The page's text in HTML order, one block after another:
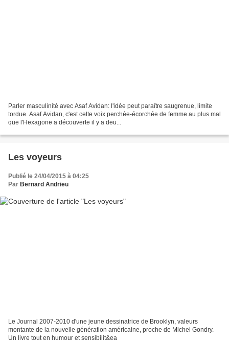
Parler masculinité avec Asaf Avidan: l'idée peut paraître saugrenue, limite
tordue. Asaf Avidan, c'est cette voix perchée-écorchée de femme au plus mal
que l'Hexagone a découverte il y a deu...
Les voyeurs
Publié le 24/04/2015 à 04:25
Par Bernard Andrieu
Le Journal 2007-2010 d'une jeune dessinatrice de Brooklyn, valeurs
montante de la nouvelle génération américaine, proche de Michel Gondry.
Un livre tout en humour et sensibilit&ea